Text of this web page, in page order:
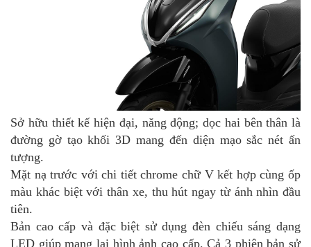
Sở hữu thiết kế hiện đại, năng động; dọc hai bên thân là
đường gờ tạo khối 3D mang đến diện mạo sắc nét ấn
tượng.
Mặt nạ trước với chi tiết chrome chữ V kết hợp cùng ốp
màu khác biệt với thân xe, thu hút ngay từ ánh nhìn đầu
tiên.
Bản cao cấp và đặc biệt sử dụng đèn chiếu sáng dạng
LED giúp mang lại hình ảnh cao cấp. Cả 3 phiên bản sử